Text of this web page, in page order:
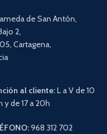
de San Antón,
2,
Cartagena,
al cliente:L a V de 10
y de 17 a 20h
968 312 702